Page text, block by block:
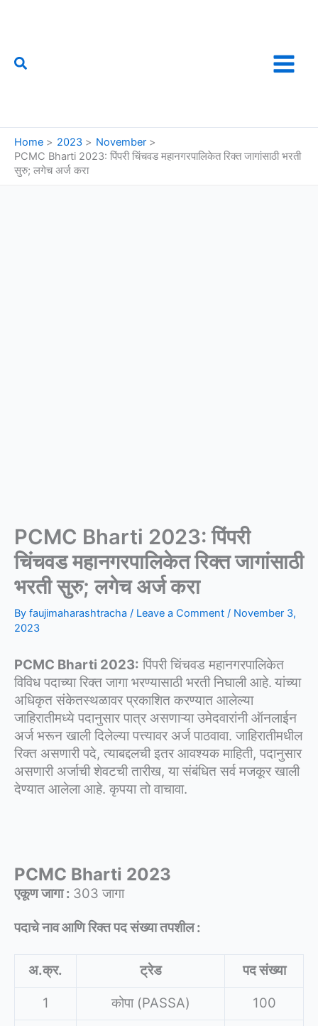
Search
Home 2023
November
PCMC Bharti 2023: पिंपरी चिंचवड महानगरपालिकेत रिक्त जागांसाठी भरती
सुरु; लगेच अर्ज करा
PCMC Bharti 2023: पिंपरी
चिंचवड महानगरपालिकेत रिक्त जागांसाठी
भरती सुरु; लगेच अर्ज करा
By faujimaharashtracha / Leave a Comment / November 3,
2023
PCMC Bharti 2023: पिंपरी चिंचवड महानगरपालिकेत
विविध पदाच्या रिक्त जागा भरण्यासाठी भरती निघाली आहे. यांच्या
अधिकृत संकेतस्थळावर प्रकाशित करण्यात आलेल्या
जाहिरातीमध्ये पदानुसार पात्र असणाऱ्या उमेदवारांनी ऑनलाईन
अर्ज भरून खाली दिलेल्या पत्त्यावर अर्ज पाठवावा. जाहिरातीमधील
रिक्त असणारी पदे, त्याबद्दलची इतर आवश्यक माहिती, पदानुसार
असणारी अर्जाची शेवटची तारीख, या संबंधित सर्व मजकूर खाली
देण्यात आलेला आहे. कृपया तो वाचावा.
PCMC Bharti 2023
एकूण जागा : 303 जागा
पदाचे नाव आणि रिक्त पद संख्या तपशील :
अ.क्र. ट्रेड
पद संख्या
1
कोपा (PASSA)
100